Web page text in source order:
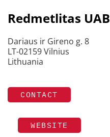
Redmetlitas UAB
Dariaus ir Gireno g. 8
LT-02159 Vilnius
Lithuania
CONTACT
WEBSITE